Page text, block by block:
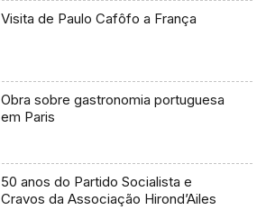
Visita de Paulo Cafôfo a França
Obra sobre gastronomia portuguesa
em Paris
50 anos do Partido Socialista e
Cravos da Associação Hirond’Ailes